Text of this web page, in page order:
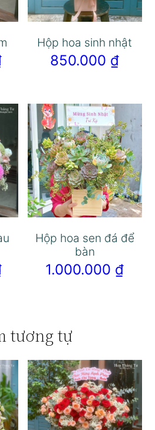
Hộp hoa sinh nhật
850.000 ₫
Hộp hoa sen đá để
bàn
1.000.000 ₫
tương tự